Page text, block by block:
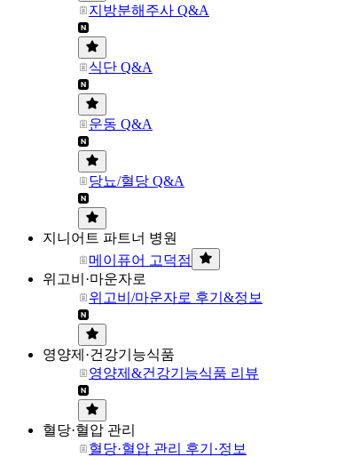
지방분해주사 Q&A
식단 Q&A
운동 Q&A
당뇨/혈당 Q&A
지니어트 파트너 병원
메이퓨어 고덕점
위고비·마운자로
위고비/마운자로 후기&정보
영양제·건강기능식품
영양제&건강기능식품 리뷰
혈당·혈압 관리
혈당·혈압 관리 후기·정보